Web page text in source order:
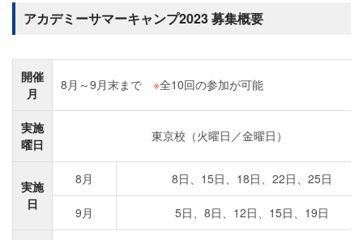
アカデミーサマーキャンプ2023 募集概要
開催
月
8月～9月末まで ※全10回の参加が可能
実施
曜日
東京校（火曜日／金曜日）
実施
日
8月 8日、15日、18日、22日、25日
9月 5日、8日、12日、15日、19日